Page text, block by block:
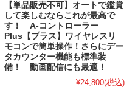
【単品販売不可】オートで鑑賞
して楽しむならこれが最高で
す！ A-コントローラー
Plus【プラス】ワイヤレスリ
モコンで簡単操作！さらにデー
タカウンター機能も標準装
備！ 動画配信にも最適！
¥24,800(税込)